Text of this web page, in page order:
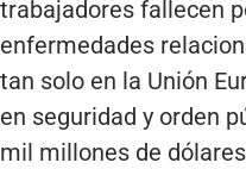
trabajadores fallecen
enfermedades
tan solo en la Unión
en seguridad y orden
mil millones de